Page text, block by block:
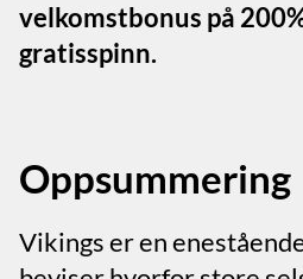
velkomstbonus på
gratisspinn.
Oppsummering
Vikings er en